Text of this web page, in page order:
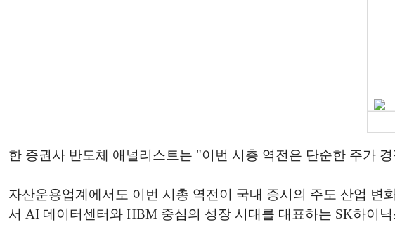
한 증권사 반도체 애널리스트는 "이번 시총 역전은 단순한 주가
자산운용업계에서도 이번 시총 역전이 국내 증시의 주도 산업 변
서 AI 데이터센터와 HBM 중심의 성장 시대를 대표하는 SK하이